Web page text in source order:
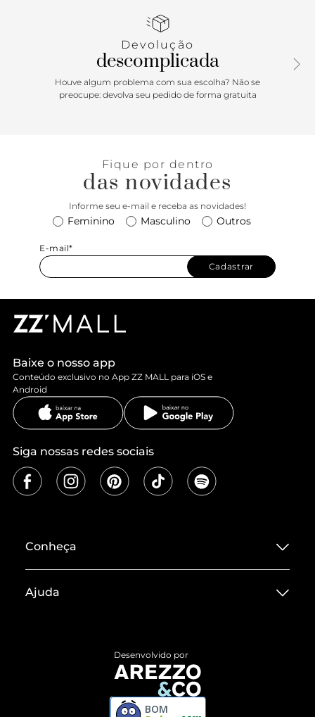
Devolução
descomplicada
Houve algum problema com sua escolha? Não se
preocupe: devolva seu pedido de forma gratuita
Fique por dentro
das novidades
Informe seu e-mail e receba as novidades!
Feminino Masculino Outros
E-mail*
Cadastrar
Baixe o nosso app
Conteúdo exclusivo no App ZZ MALL para iOS e
Android
Siga nossas redes sociais
Conheça
Termos de Uso
ZZ MALL é confiável
Ajuda
Devolução do Produto
Compre pelo WhatsApp
Desenvolvido por
BOM